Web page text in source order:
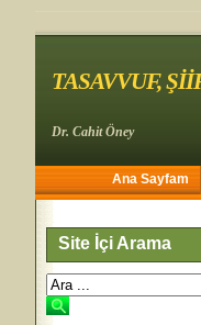
TASAVVUF,
Dr. Cahit Öney
Ana Sayfam
Site İçi Arama